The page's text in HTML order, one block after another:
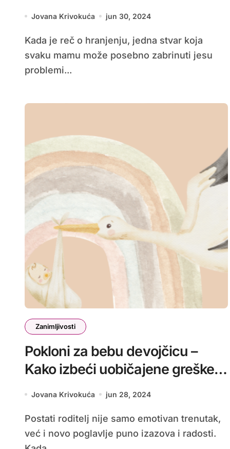
Jovana Krivokuća jun 30, 2024
Kada je reč o hranjenju, jedna stvar koja
svaku mamu može posebno zabrinuti jesu
problemi...
Zanimljivosti
Pokloni za bebu devojčicu –
Kako izbeći uobičajene greške
Jovana Krivokuća jun 28, 2024
Postati roditelj nije samo emotivan trenutak,
već i novo poglavlje puno izazova i radosti.